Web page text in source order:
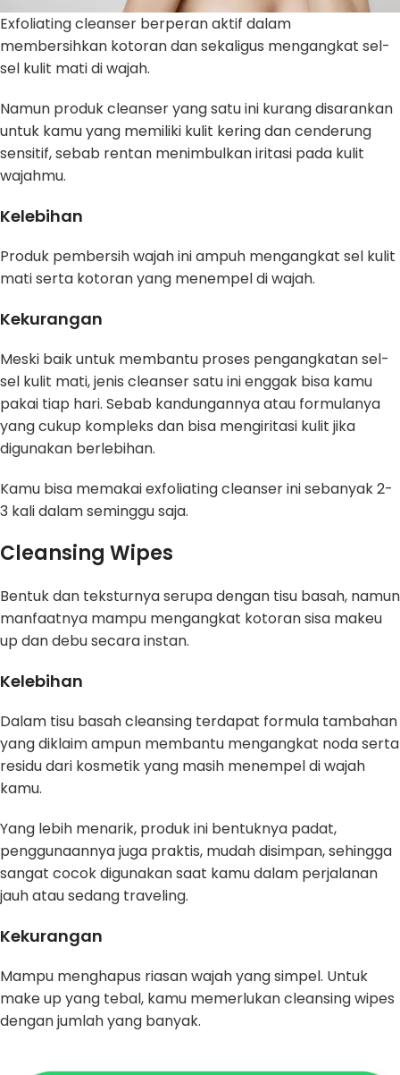
Exfoliating cleanser berperan aktif dalam
membersihkan kotoran dan sekaligus mengangkat sel-
sel kulit mati di wajah.
Namun produk cleanser yang satu ini kurang disarankan
untuk kamu yang memiliki kulit kering dan cenderung
sensitif, sebab rentan menimbulkan iritasi pada kulit
wajahmu.
Kelebihan
Produk pembersih wajah ini ampuh mengangkat sel kulit
mati serta kotoran yang menempel di wajah.
Kekurangan
Meski baik untuk membantu proses pengangkatan sel-
sel kulit mati, jenis cleanser satu ini enggak bisa kamu
pakai tiap hari. Sebab kandungannya atau formulanya
yang cukup kompleks dan bisa mengiritasi kulit jika
digunakan berlebihan.
Kamu bisa memakai exfoliating cleanser ini sebanyak 2-
3 kali dalam seminggu saja.
Cleansing Wipes
Bentuk dan teksturnya serupa dengan tisu basah, namun
manfaatnya mampu mengangkat kotoran sisa makeu
up dan debu secara instan.
Kelebihan
Dalam tisu basah cleansing terdapat formula tambahan
yang diklaim ampun membantu mengangkat noda serta
residu dari kosmetik yang masih menempel di wajah
kamu.
Yang lebih menarik, produk ini bentuknya padat,
penggunaannya juga praktis, mudah disimpan, sehingga
sangat cocok digunakan saat kamu dalam perjalanan
jauh atau sedang traveling.
Kekurangan
Mampu menghapus riasan wajah yang simpel. Untuk
make up yang tebal, kamu memerlukan cleansing wipes
dengan jumlah yang banyak.